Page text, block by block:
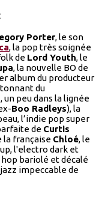
Porter, le son
, la pop très soignée
de Lord Youth, le
, la nouvelle BO de
album du producteur
du
un peu dans la lignée
Boo Radleys), la
l’indie pop super
de Curtis
la française Chloé, le
l'electro dark et
hop bariolé et décalé
impeccable de